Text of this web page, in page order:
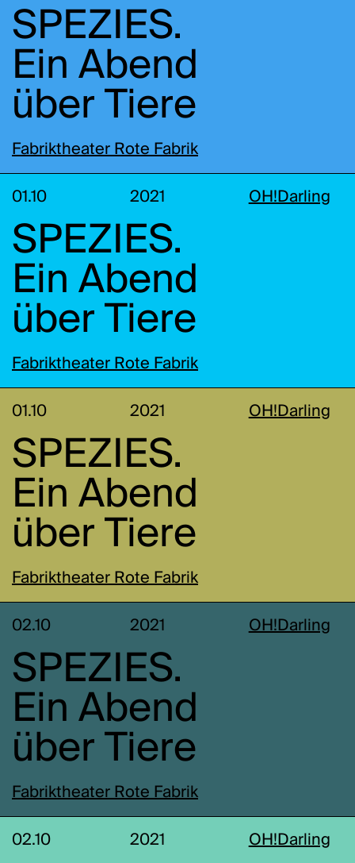
SPEZIES.
Ein Abend
über Tiere
Fabriktheater Rote Fabrik
01.10 2021 OH!Darling
SPEZIES.
Ein Abend
über Tiere
Fabriktheater Rote Fabrik
01.10 2021 OH!Darling
SPEZIES.
Ein Abend
über Tiere
Fabriktheater Rote Fabrik
02.10 2021 OH!Darling
SPEZIES.
Ein Abend
über Tiere
Fabriktheater Rote Fabrik
02.10 2021 OH!Darling